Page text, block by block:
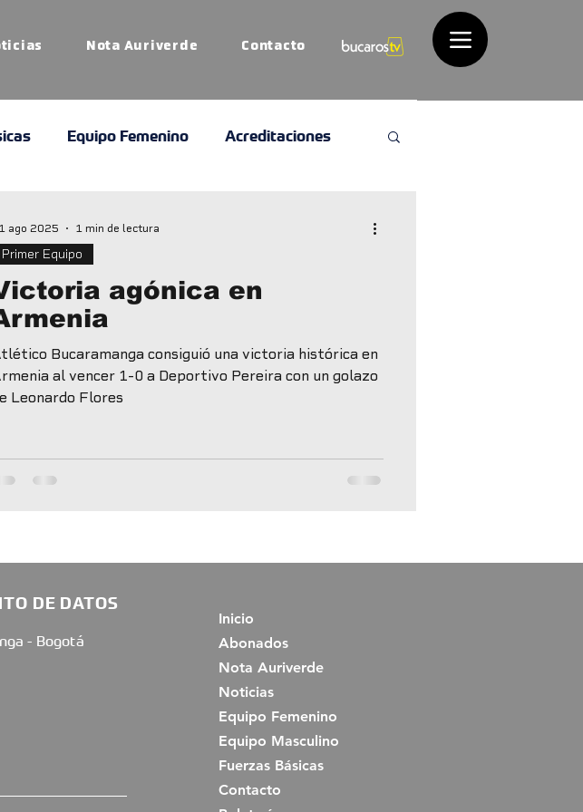
Nota Auriverde Contacto
Equipo Femenino Acreditaciones
agónica en
Bucaramanga consiguió una victoria histórica en
al vencer 1-0 a Deportivo Pereira con un golazo
Leonardo Flores
Primer Equipo
ago 2025 1 min de lectura
DE DATOS
- Bogotá
Inicio
Abonados
Nota Auriverde
Noticias
Equipo Femenino
Equipo Masculino
Fuerzas Básicas
Contacto